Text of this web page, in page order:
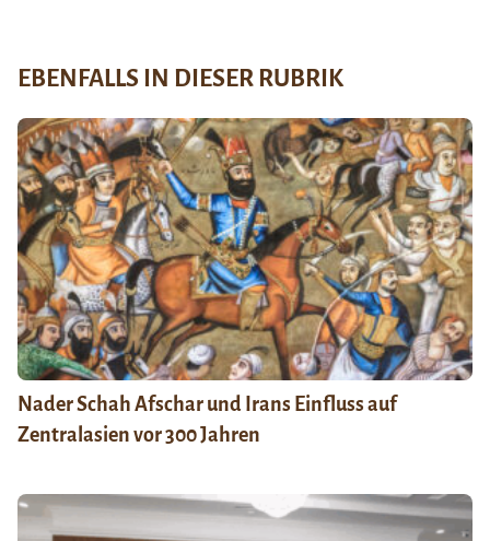
EBENFALLS IN DIESER RUBRIK
Nader Schah Afschar und Irans Einfluss auf
Zentralasien vor 300 Jahren